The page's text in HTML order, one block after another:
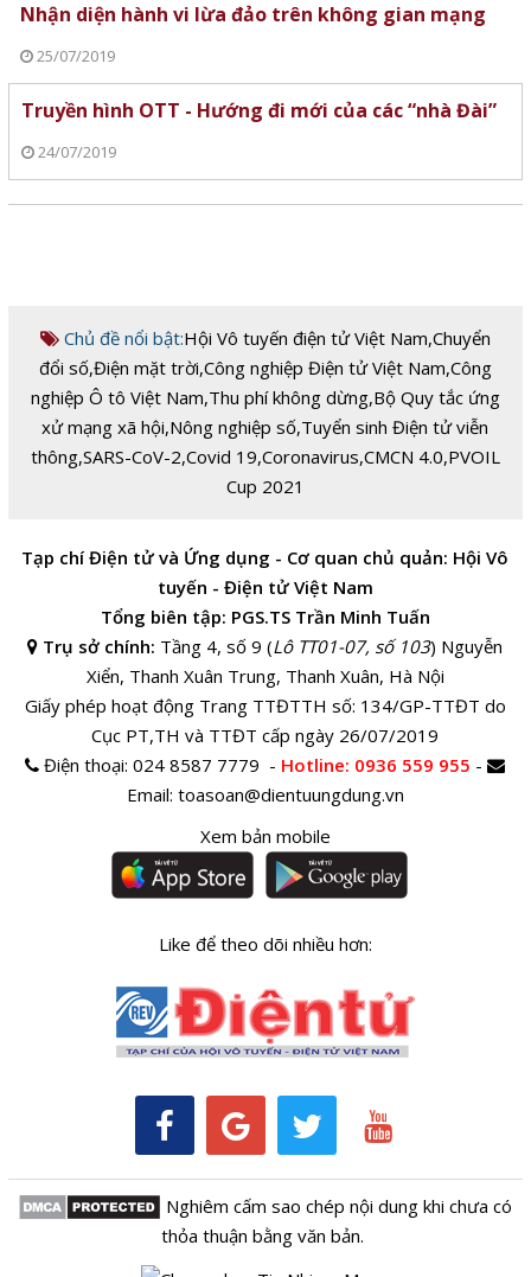
Nhận diện hành vi lừa đảo trên không gian mạng
25/07/2019
Truyền hình OTT - Hướng đi mới của các “nhà Đài”
24/07/2019
Chủ đề nổi bật:Hội Vô tuyến điện tử Việt Nam,Chuyển
đổi số,Điện mặt trời,Công nghiệp Điện tử Việt Nam,Công
nghiệp Ô tô Việt Nam,Thu phí không dừng,Bộ Quy tắc ứng
xử mạng xã hội,Nông nghiệp số,Tuyển sinh Điện tử viễn
thông,SARS-CoV-2,Covid 19,Coronavirus,CMCN 4.0,PVOIL
Cup 2021
Tạp chí Điện tử và Ứng dụng - Cơ quan chủ quản: Hội Vô
tuyến - Điện tử Việt Nam
Tổng biên tập: PGS.TS Trần Minh Tuấn
Trụ sở chính: Tầng 4, số 9 (Lô TT01-07, số 103) Nguyễn
Xiển, Thanh Xuân Trung, Thanh Xuân, Hà Nội
Giấy phép hoạt động Trang TTĐTTH số: 134/GP-TTĐT do
Cục PT,TH và TTĐT cấp ngày 26/07/2019
Điện thoại:024 8587 7779 - Hotline: 0936 559 955 -
Email: toasoan@dientuungdung.vn
Xem bản mobile
Like để theo dõi nhiều hơn:
Nghiêm cấm sao chép nội dung khi chưa có
thỏa thuận bằng văn bản.